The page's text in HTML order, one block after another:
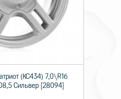
(КС434) 7,0\R16
Сильвер [28094]